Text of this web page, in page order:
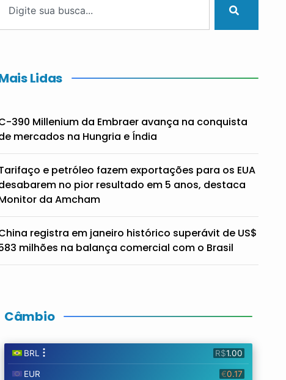
Lidas
390 Millenium da Embraer avança na conquista
mercados na Hungria e Índia
e petróleo fazem exportações para os EUA
no pior resultado em 5 anos, destaca
da Amcham
registra em janeiro histórico superávit de US$
milhões na balança comercial com o Brasil
Câmbio